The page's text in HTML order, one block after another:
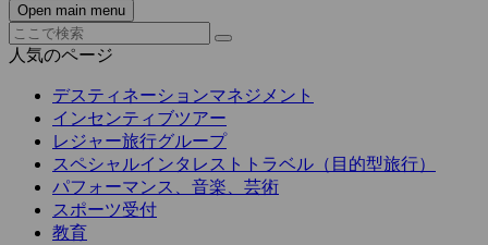
Open main menu
人気のページ
デスティネーションマネジメント
インセンティブツアー
レジャー旅行グループ
スペシャルインタレストトラベル（目的型旅行）
パフォーマンス、音楽、芸術
スポーツ受付
教育